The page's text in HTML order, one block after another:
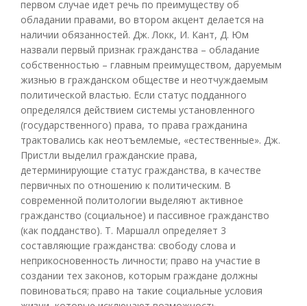
первом случае идет речь по преимуществу об
обладании правами, во втором акцент делается на
наличии обязанностей. Дж. Локк, И. Кант, Д. Юм
назвали первый признак гражданства – обладание
собственностью – главным преимуществом, даруемым
жизнью в гражданском обществе и неотчуждаемым
политической властью. Если статус подданного
определялся действием системы установленного
(государственного) права, то права гражданина
трактовались как неотъемлемые, «естественные». Дж.
Пристли выделил гражданские права,
детерминирующие статус гражданства, в качестве
первичных по отношению к политическим. В
современной политологии выделяют активное
гражданство (социальное) и пассивное гражданство
(как подданство). Т. Маршалл определяет 3
составляющие гражданства: свободу слова и
неприкосновенность личности; право на участие в
создании тех законов, которым граждане должны
повиноваться; право на такие социальные условия